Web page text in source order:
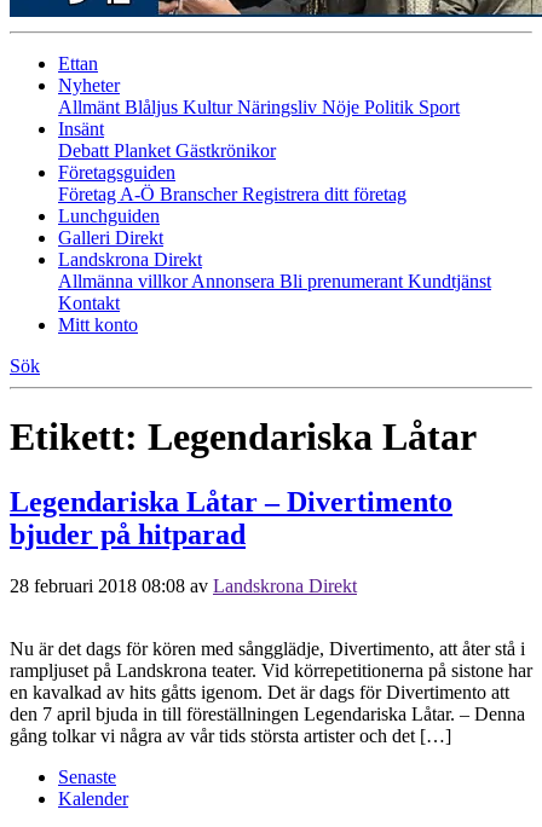
Ettan
Nyheter
Allmänt Blåljus KulturNäringsliv Nöje Politik Sport
Insänt
Debatt Planket Gästkrönikor
Företagsguiden
Företag A-Ö BranscherRegistrera ditt företag
Lunchguiden
Galleri Direkt
Landskrona Direkt
Allmänna villkorAnnonsera Bli prenumerant Kundtjänst
Kontakt
Mitt konto
Sök
Etikett: Legendariska Låtar
Legendariska Låtar – Divertimento
bjuder på hitparad
28 februari 2018 08:08 av Landskrona Direkt
Nu är det dags för kören med sångglädje, Divertimento, att åter stå i
rampljuset på Landskrona teater. Vid körrepetitionerna på sistone har
en kavalkad av hits gåtts igenom. Det är dags för Divertimento att
den 7 april bjuda in till föreställningen Legendariska Låtar. – Denna
gång tolkar vi några av vår tids största artister och det […]
Senaste
Kalender